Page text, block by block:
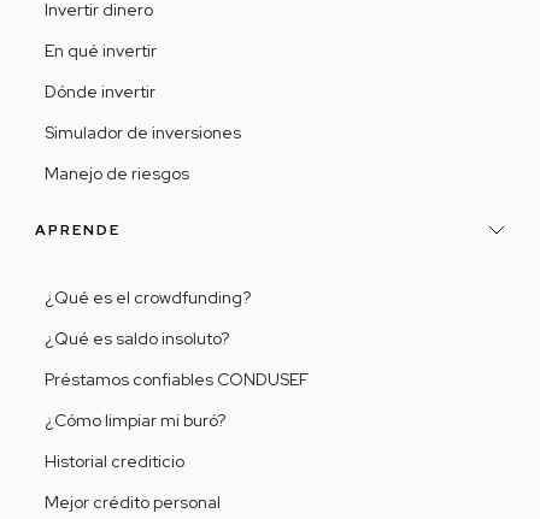
Invertir dinero
En qué invertir
Dónde invertir
Simulador de inversiones
Manejo de riesgos
APRENDE
¿Qué es el crowdfunding?
¿Qué es saldo insoluto?
Préstamos confiables CONDUSEF
¿Cómo limpiar mi buró?
Historial crediticio
Mejor crédito personal